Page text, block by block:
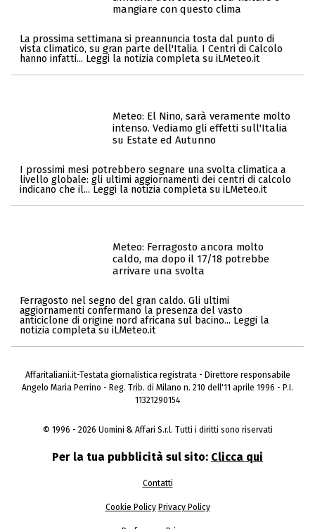
mangiare con questo clima
La prossima settimana si preannuncia tosta dal punto di
vista climatico, su gran parte dell'Italia. I Centri di Calcolo
hanno infatti... Leggi la notizia completa su iLMeteo.it
Meteo: El Nino, sarà veramente molto
intenso. Vediamo gli effetti sull'Italia
su Estate ed Autunno
I prossimi mesi potrebbero segnare una svolta climatica a
livello globale: gli ultimi aggiornamenti dei centri di calcolo
indicano che il... Leggi la notizia completa su iLMeteo.it
Meteo: Ferragosto ancora molto
caldo, ma dopo il 17/18 potrebbe
arrivare una svolta
Ferragosto nel segno del gran caldo. Gli ultimi
aggiornamenti confermano la presenza del vasto
anticiclone di origine nord africana sul bacino... Leggi la
notizia completa su iLMeteo.it
Affaritaliani.it-Testata giornalistica registrata - Direttore responsabile
Angelo Maria Perrino - Reg. Trib. di Milano n. 210 dell'11 aprile 1996 - P.I.
11321290154
© 1996 - 2026 Uomini & Affari S.r.l. Tutti i diritti sono riservati
Per la tua pubblicità sul sito: Clicca qui
Contatti
Cookie Policy Privacy Policy